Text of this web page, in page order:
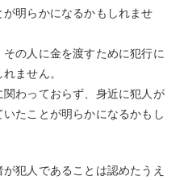
明らかになるかもしれませ
の人に金を渡すために犯行に
ません。
わっておらず、身近に犯人が
たことが明らかになるかもし
犯人であることは認めたうえ